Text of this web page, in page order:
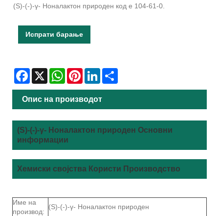
(S)-(-)-γ- Ноналактон природен код е 104-61-0.
Испрати барање
Facebook
X WhatsAppPinterestLinkedIn
Опис на производот
(S)-(-)-γ- Ноналактон природен Основни
информации
Хемиски својства Користи Производство
Име на
производ:
(S)-(-)-γ- Ноналактон природен